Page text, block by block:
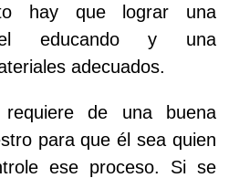
hay que lograr una
educando y una
adecuados.
de una buena
para que él sea quien
ese proceso. Si se